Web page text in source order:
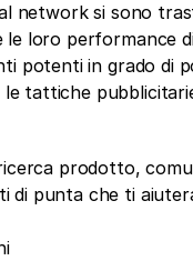
network si sono
loro performance
potenti in grado di
tattiche
prodotto,
di punta che ti